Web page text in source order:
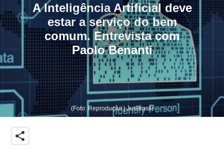
A Inteligência Artificial deve
estar a serviço do bem
comum. Entrevista com
Paolo Benanti
(Foto: Reprodução | JusBrasil)
share